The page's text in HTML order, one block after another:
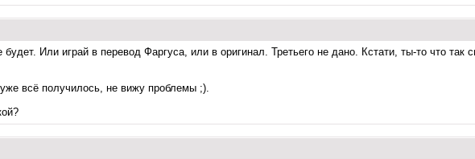
Или играй в перевод Фаргуса, или в оригинал. Третьего не дано. Кстати, ты-то что так
всё получилось, не вижу проблемы ;).